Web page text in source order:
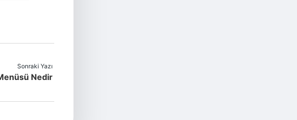
Sonraki Yazı
Nedir